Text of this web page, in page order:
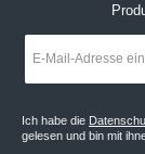
Mail-
*
Ich habe die
gelesen und bin mit